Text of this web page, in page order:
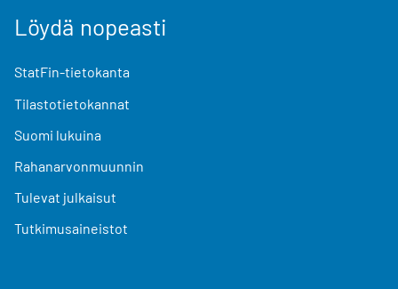
Löydä nopeasti
StatFin-tietokanta
Tilastotietokannat
Suomi lukuina
Rahanarvonmuunnin
Tulevat julkaisut
Tutkimusaineistot